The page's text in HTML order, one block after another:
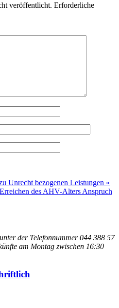
veröffentlicht. Erforderliche
Unrecht bezogenen Leistungen »
des AHV-Alters Anspruch
der Telefonnummer 044 388 57
am Montag zwischen 16:30